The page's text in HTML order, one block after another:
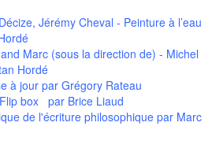
Jérémy Cheval - Peinture à l’eau
Marc (sous la direction de) - Michel
Hordé
à jour par Grégory Rateau
box par Brice Liaud
de l'écriture philosophique par Marc